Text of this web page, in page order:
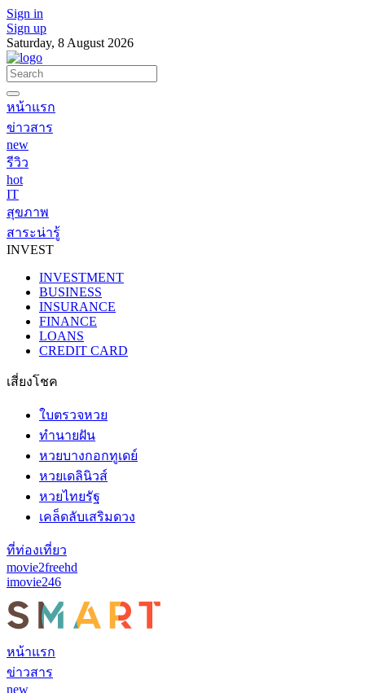
Sign in
Sign up
Saturday, 8 August 2026
หน้าแรก
ข่าวสาร
new
รีวิว
hot
IT
สุขภาพ
สาระน่ารู้
INVEST
INVESTMENT
BUSINESS
INSURANCE
FINANCE
LOANS
CREDIT CARD
เสี่ยงโชค
ใบตรวจหวย
ทำนายฝัน
หวยบางกอกทูเดย์
หวยเดลินิวส์
หวยไทยรัฐ
เคล็ดลับเสริมดวง
ที่ท่องเที่ยว
movie2freehd
imovie246
หน้าแรก
ข่าวสาร
new